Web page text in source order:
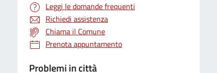
Leggi le domande frequenti
Richiedi assistenza
Chiama il Comune
Prenota appuntamento
Problemi in città